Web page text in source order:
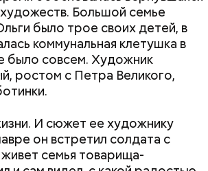
Большой семье
было трое своих детей, в
коммунальная клетушка в
было совсем. Художник
ростом с Петра Великого,
И сюжет ее художнику
он встретил солдата с
семья товарища-
организма